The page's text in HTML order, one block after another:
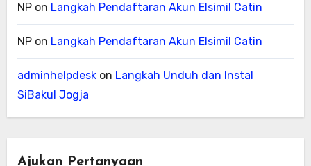
NPon Langkah Pendaftaran Akun Elsimil Catin
NPon Langkah Pendaftaran Akun Elsimil Catin
adminhelpdeskon Langkah Unduh dan Instal
SiBakul Jogja
Ajukan Pertanyaan